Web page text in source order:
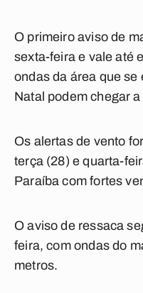
O primeiro aviso de
sexta-feira e vale até
ondas da área que se
Natal podem chegar
Os alertas de vento
terça (28) e quarta-
Paraíba com fortes
O aviso de ressaca
feira, com ondas do
metros.